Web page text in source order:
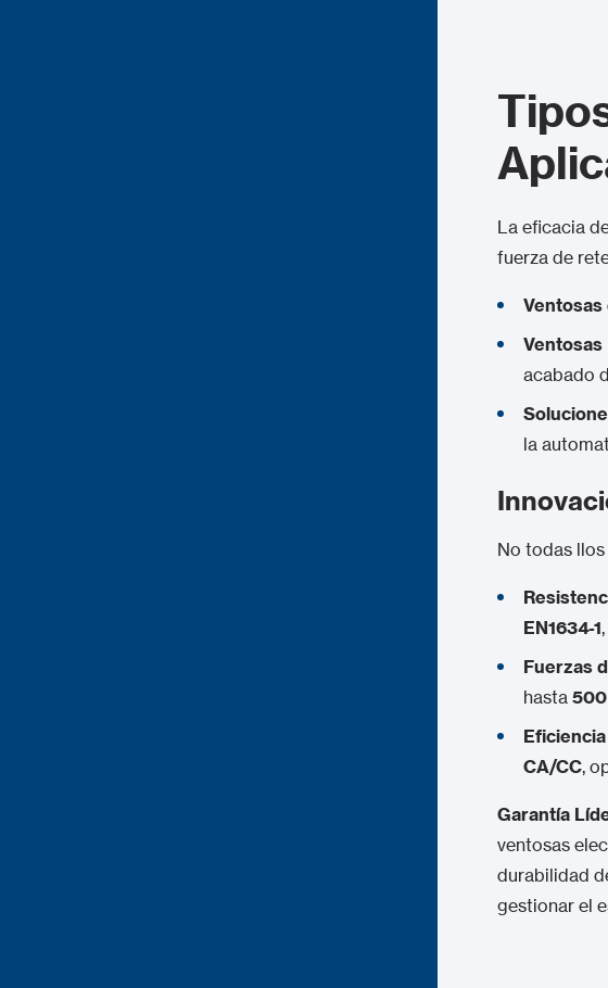
La eficacia
fuerza de
acabado
la
No todas
EN1634-1
Fuerzas
hasta
CA/CC,
Garantía
ventosas
durabilidad
gestionar el